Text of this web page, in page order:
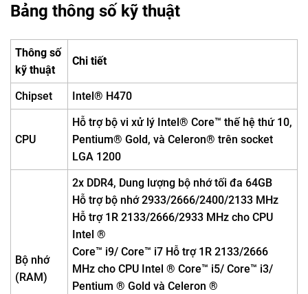
Bảng thông số kỹ thuật
Thông số
kỹ thuật
Chi tiết
Chipset Intel® H470
CPU
Hỗ trợ bộ vi xử lý Intel® Core™ thế hệ thứ 10,
Pentium® Gold, và Celeron® trên socket
LGA 1200
Bộ nhớ
(RAM)
2x DDR4, Dung lượng bộ nhớ tối đa 64GB
Hỗ trợ bộ nhớ 2933/2666/2400/2133 MHz
Hỗ trợ 1R 2133/2666/2933 MHz cho CPU
Intel ®
Core™ i9/ Core™ i7 Hỗ trợ 1R 2133/2666
MHz cho CPU Intel ® Core™ i5/ Core™ i3/
Pentium ® Gold và Celeron ®